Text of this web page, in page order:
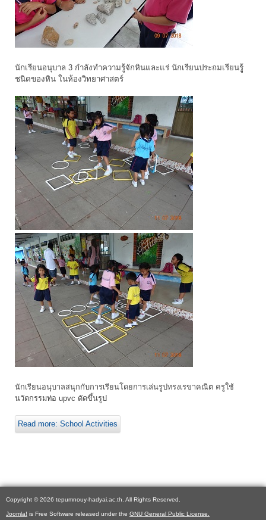
นักเรียนอนุบาล 3 กำลังทำความรู้จักหินและแร่ นักเรียนประถมเรียนรูู้
ชนิดของหิน ในห้องวิทยาศาสตร์
นักเรียนอนุบาลสนุกกับการเรียนโดยการเล่นรูปทรงเรขาคณิต ครูใช้
นวัตกรรมท่อ upvc ดัดขึ้นรูป
Read more: School Activities
Copyright © 2026 tepumnouy-hadyai.ac.th. All Rights Reserved.
Joomla! is Free Software released under the GNU General Public License.